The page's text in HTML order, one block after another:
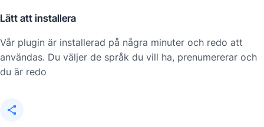
Lätt att installera
Vår plugin är installerad på några minuter och redo att
användas. Du väljer de språk du vill ha, prenumererar och
du är redo